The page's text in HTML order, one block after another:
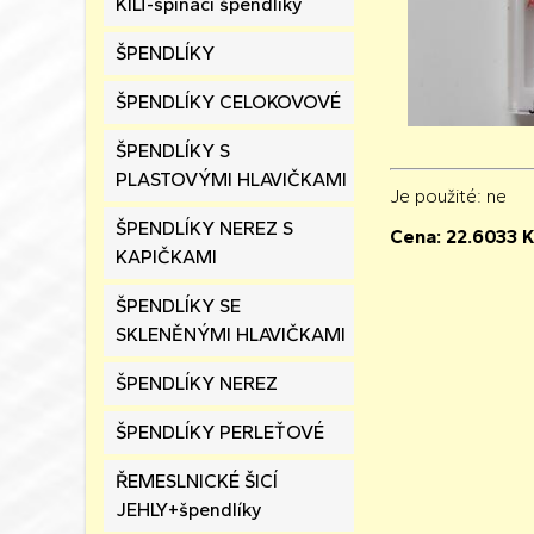
ŠPENDLÍKY
ŠPENDLÍKY CELOKOVOVÉ
ŠPENDLÍKY S
PLASTOVÝMI HLAVIČKAMI
ŠPENDLÍKY NEREZ S
KAPIČKAMI
ŠPENDLÍKY SE
SKLENĚNÝMI HLAVIČKAMI
ŠPENDLÍKY NEREZ
ŠPENDLÍKY PERLEŤOVÉ
ŘEMESLNICKÉ ŠICÍ
JEHLY+špendlíky
Je použité: ne
Cena: 22.6033